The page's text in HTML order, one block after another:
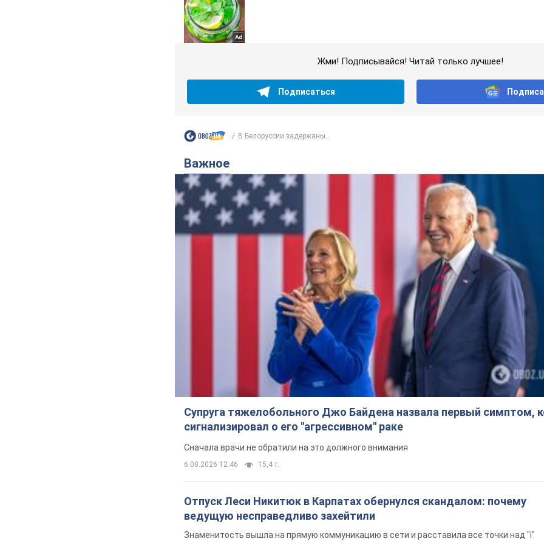
Жми! Подписывайся! Читай только лучшее!
Подписаться
В Белоруссии задержаны...
Важное
Супруга тяжелобольного Джо Байдена назвала первый симптом,
сигнализировал о его "агрессивном" раке
Сначала врачи не обратили на это должного внимания
6.08.2026 12:46 15,4 т.
Отпуск Леси Никитюк в Карпатах обернулся скандалом: почему
ведущую несправедливо захейтили
Знаменитость вышла на прямую коммуникацию в сети и расставила все точки над "i"